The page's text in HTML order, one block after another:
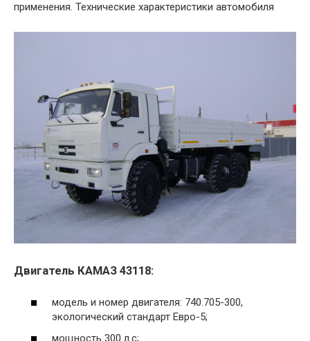
применения. Технические характеристики автомобиля
Двигатель КАМАЗ 43118:
модель и номер двигателя: 740.705-300,
экологический стандарт Евро-5;